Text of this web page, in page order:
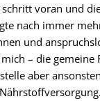
voran und
nach immer
und
– die gemeine
aber